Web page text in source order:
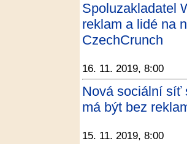
Spoluzakladatel
reklam a lidé na
CzechCrunch
16. 11. 2019, 8:00
Nová sociální síť
má být bez
15. 11. 2019, 8:00